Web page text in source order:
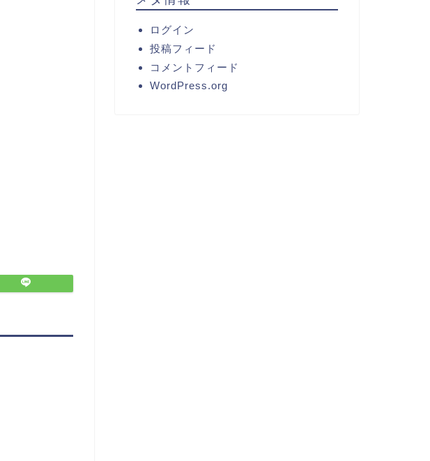
ログイン
投稿フィード
コメントフィード
WordPress.org